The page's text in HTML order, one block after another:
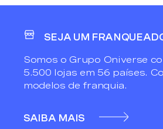
SEJA UM
Somos o Grupo Oniverse
5.500 lojas em 56 países.
modelos de franquia.
SAIBA MAIS